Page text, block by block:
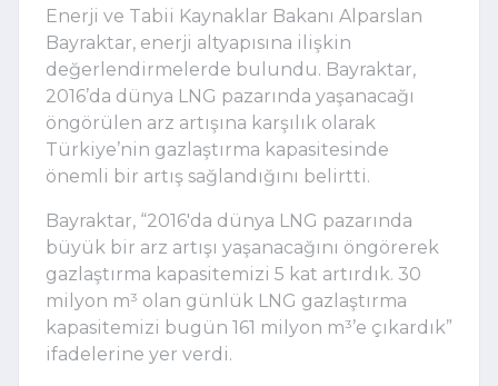
Enerji ve Tabii Kaynaklar Bakanı Alparslan
Bayraktar, enerji altyapısına ilişkin
değerlendirmelerde bulundu. Bayraktar,
2016’da dünya LNG pazarında yaşanacağı
öngörülen arz artışına karşılık olarak
Türkiye’nin gazlaştırma kapasitesinde
önemli bir artış sağlandığını belirtti.
Bayraktar, “2016'da dünya LNG pazarında
büyük bir arz artışı yaşanacağını öngörerek
gazlaştırma kapasitemizi 5 kat artırdık. 30
milyon m³ olan günlük LNG gazlaştırma
kapasitemizi bugün 161 milyon m³’e çıkardık”
ifadelerine yer verdi.